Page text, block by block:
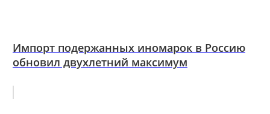
Импорт подержанных иномарок в Россию
обновил двухлетний максимум